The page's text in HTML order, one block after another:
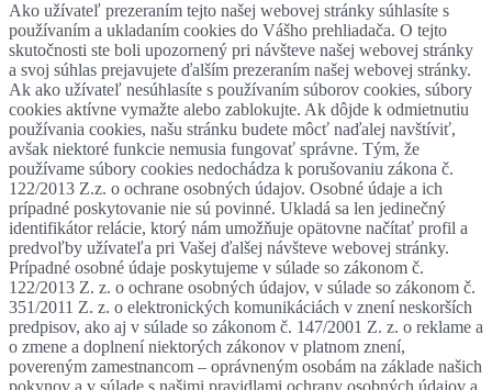
Ako užívateľ prezeraním tejto našej webovej stránky súhlasíte s
používaním a ukladaním cookies do Vášho prehliadača. O tejto
skutočnosti ste boli upozornený pri návšteve našej webovej stránky
a svoj súhlas prejavujete ďalším prezeraním našej webovej stránky.
Ak ako užívateľ nesúhlasíte s používaním súborov cookies, súbory
cookies aktívne vymažte alebo zablokujte. Ak dôjde k odmietnutiu
používania cookies, našu stránku budete môcť naďalej navštíviť,
avšak niektoré funkcie nemusia fungovať správne. Tým, že
používame súbory cookies nedochádza k porušovaniu zákona č.
122/2013 Z.z. o ochrane osobných údajov. Osobné údaje a ich
prípadné poskytovanie nie sú povinné. Ukladá sa len jedinečný
identifikátor relácie, ktorý nám umožňuje opätovne načítať profil a
predvoľby užívateľa pri Vašej ďalšej návšteve webovej stránky.
Prípadné osobné údaje poskytujeme v súlade so zákonom č.
122/2013 Z. z. o ochrane osobných údajov, v súlade so zákonom č.
351/2011 Z. z. o elektronických komunikáciách v znení neskorších
predpisov, ako aj v súlade so zákonom č. 147/2001 Z. z. o reklame a
o zmene a doplnení niektorých zákonov v platnom znení,
povereným zamestnancom – oprávneným osobám na základe našich